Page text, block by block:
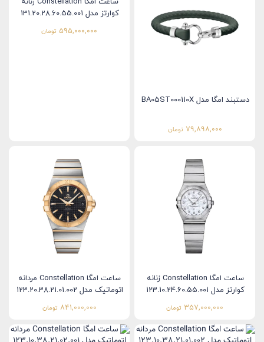
دستبند امگا مدل BA05ST000110X
79,898,000 تومان
کوارتز مدل 131.20.28.60.55.001
595,000,000 تومان
ساعت امگا Constellation زنانه
کوارتز مدل 123.10.24.60.55.001
357,000,000 تومان
ساعت امگا Constellation مردانه
اتوماتیک مدل 123.20.38.21.01.002
841,000,000 تومان